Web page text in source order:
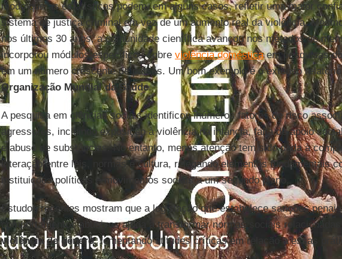
modo que as estatísticas podem, em alguns casos, refletir uma maior
sistema de justiça criminal em vez de um aumento real da violência.
nos últimos 30 anos, a comunidade científica avançou nos métodos de
incorporou módulos específicos sobre violência domésticaem pesquisas
em um número crescente de países. Um bom exemplo é o extenso
Organização Mundial da Saúde.
A pesquisa em ciências sociais identificou inúmeros fatores de risco
agressores, incluindo exposição à violência na infância, falta de apoio
e abuso de substâncias. No entanto, menos atenção tem sido dada à
interação entre leis, normas e cultura, relegando elementos fundamentais
instituições políticas e movimentos sociais a um segundo plano.
Estudos recentes mostram que a legislação que estabelece sanções
comportamentos abusivos ajuda a transformar normas sociais
violência de gênero, fomentando atitudes críticas em relação a essas